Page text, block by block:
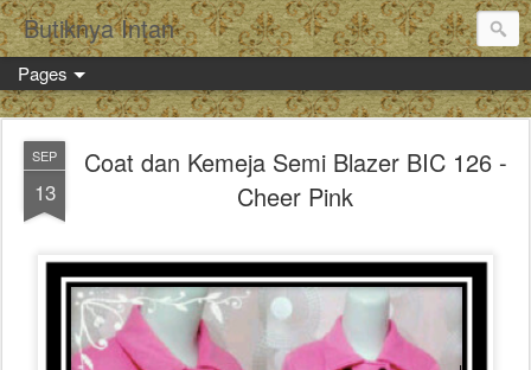
Butiknya Intan
Pages
SEP
13
Coat dan Kemeja Semi Blazer BIC 126 -
Cheer Pink